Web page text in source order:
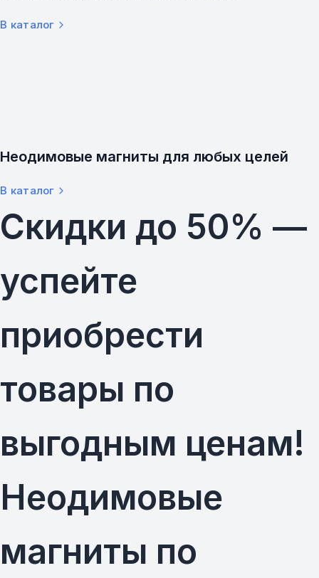
В каталог
Неодимовые магниты для любых целей
В каталог
Скидки до 50% —
успейте
приобрести
товары по
выгодным ценам!
Неодимовые
магниты по